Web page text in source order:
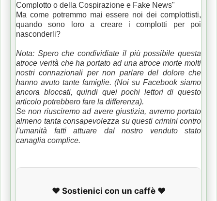
Complotto o della Cospirazione e Fake News"
Ma come potremmo mai essere noi dei complottisti,
quando sono loro a creare i complotti per poi
nasconderli?
Nota: Spero che condividiate il più possibile questa
atroce verità che ha portato ad una atroce morte molti
nostri connazionali per non parlare del dolore che
hanno avuto tante famiglie. (Noi su Facebook siamo
ancora bloccati, quindi quei pochi lettori di questo
articolo potrebbero fare la differenza).
Se non riusciremo ad avere giustizia, avremo portato
almeno tanta consapevolezza su questi crimini contro
l'umanità fatti attuare dal nostro venduto stato
canaglia complice.
❤️ Sostienici con un caffè ❤️